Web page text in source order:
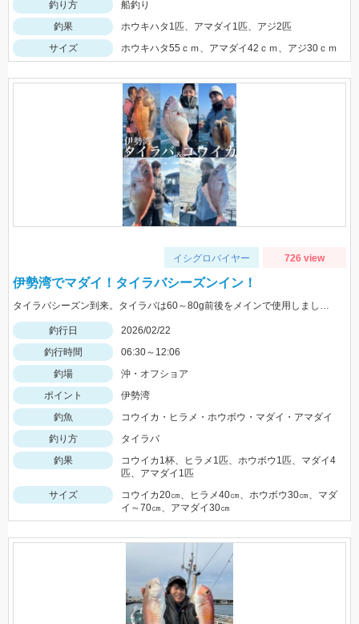
釣り方
船釣り
釣果
ホウキハタ1匹、アマダイ1匹、アジ2匹
サイズ
ホウキハタ55ｃｍ、アマダイ42ｃｍ、アジ30ｃｍ
イシグロバイヤー 726 view
伊勢湾でマダイ！タイラバシーズンイン！
タイラバシーズン到来。タイラバは60～80g前後をメインで使用しました。チャート系が良く当たりました。
釣行日
2026/02/22
釣行時間
06:30～12:06
釣場
沖・オフショア
ポイント
伊勢湾
釣魚
コウイカ・ヒラメ・ホウボウ・マダイ・アマダイ
釣り方
タイラバ
釣果
コウイカ1杯、ヒラメ1匹、ホウボウ1匹、マダイ4
匹、アマダイ1匹
サイズ
コウイカ20㎝、ヒラメ40㎝、ホウボウ30㎝、マダ
イ～70㎝、アマダイ30㎝